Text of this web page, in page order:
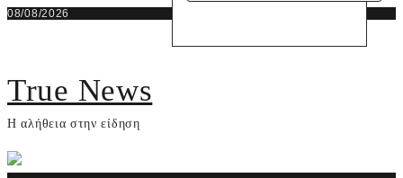
Skip
08/08/2026
True News
Η αλήθεια στην είδηση